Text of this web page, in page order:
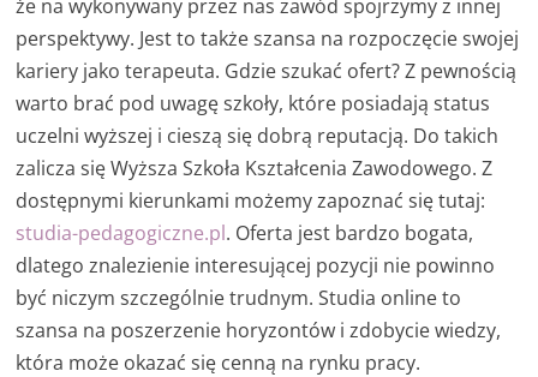
że na wykonywany przez nas zawód spojrzymy z innej
perspektywy. Jest to także szansa na rozpoczęcie swojej
kariery jako terapeuta. Gdzie szukać ofert? Z pewnością
warto brać pod uwagę szkoły, które posiadają status
uczelni wyższej i cieszą się dobrą reputacją. Do takich
zalicza się Wyższa Szkoła Kształcenia Zawodowego. Z
dostępnymi kierunkami możemy zapoznać się tutaj:
studia-pedagogiczne.pl. Oferta jest bardzo bogata,
dlatego znalezienie interesującej pozycji nie powinno
być niczym szczególnie trudnym. Studia online to
szansa na poszerzenie horyzontów i zdobycie wiedzy,
która może okazać się cenną na rynku pracy.